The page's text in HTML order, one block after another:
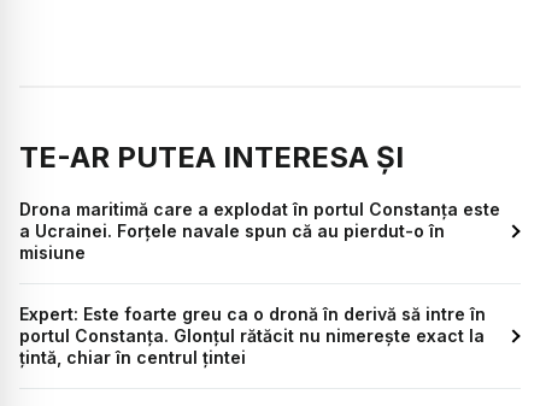
TE-AR PUTEA INTERESA ȘI
Drona maritimă care a explodat în portul Constanța este
a Ucrainei. Forțele navale spun că au pierdut-o în
misiune
Expert: Este foarte greu ca o dronă în derivă să intre în
portul Constanța. Glonțul rătăcit nu nimerește exact la
țintă, chiar în centrul țintei